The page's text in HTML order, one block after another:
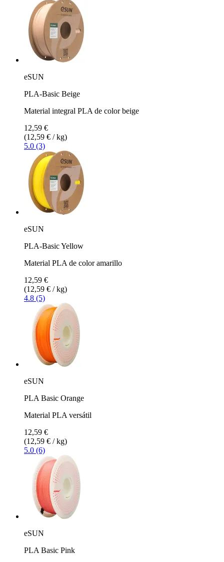
eSUN
PLA-Basic Beige
Material integral PLA de color beige
12,59 €
(12,59 € / kg)
5.0 (3)
eSUN
PLA-Basic Yellow
Material PLA de color amarillo
12,59 €
(12,59 € / kg)
4.8 (5)
eSUN
PLA Basic Orange
Material PLA versátil
12,59 €
(12,59 € / kg)
5.0 (6)
eSUN
PLA Basic Pink